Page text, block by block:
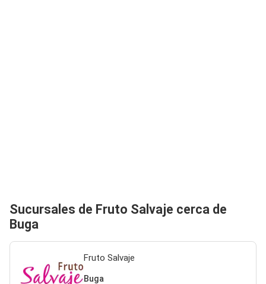
Sucursales de Fruto Salvaje cerca de
Buga
Fruto Salvaje
Buga